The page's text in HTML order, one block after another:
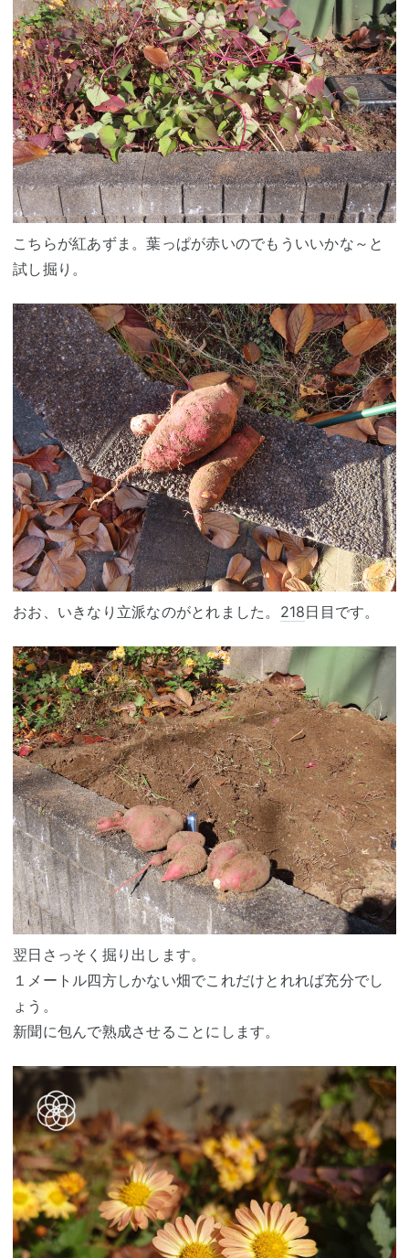
こちらが紅あずま。葉っぱが赤いのでもういいかな～と
試し掘り。
おお、いきなり立派なのがとれました。 218日目です。
翌日さっそく掘り出します。
１メートル四方しかない畑でこれだけとれれば充分でし
ょう。
新聞に包んで熟成させることにします。